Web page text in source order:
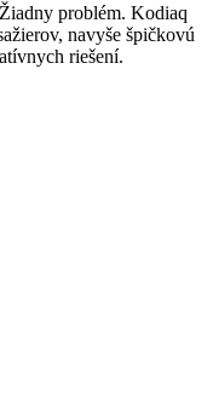
problém. Kodiaq
navyše špičkovú
riešení.